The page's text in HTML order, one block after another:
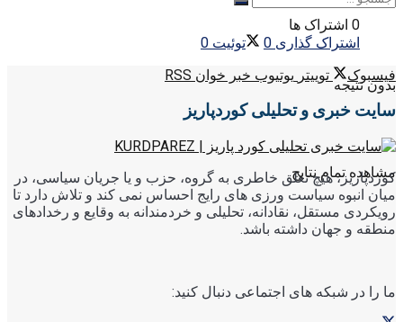
بدون نتیجه
مشاهده تمام نتایج
0 اشتراک ها
اشتراک گذاری 0 توئیت 0
فیسبوک
توییتر یوتیوب خبر خوان RSS
سایت خبری و تحلیلی کوردپاریز
کوردپاریز، هیچ تعلق خاطری به گروه، حزب و یا جریان سیاسی، در
میان انبوه سیاست ورزی های رایج احساس نمی کند و تلاش دارد تا
رویکردی مستقل، نقادانه، تحلیلی و خردمندانه به وقایع و رخدادهای
منطقه و جهان داشته باشد.
ما را در شبکه های اجتماعی دنبال کنید: